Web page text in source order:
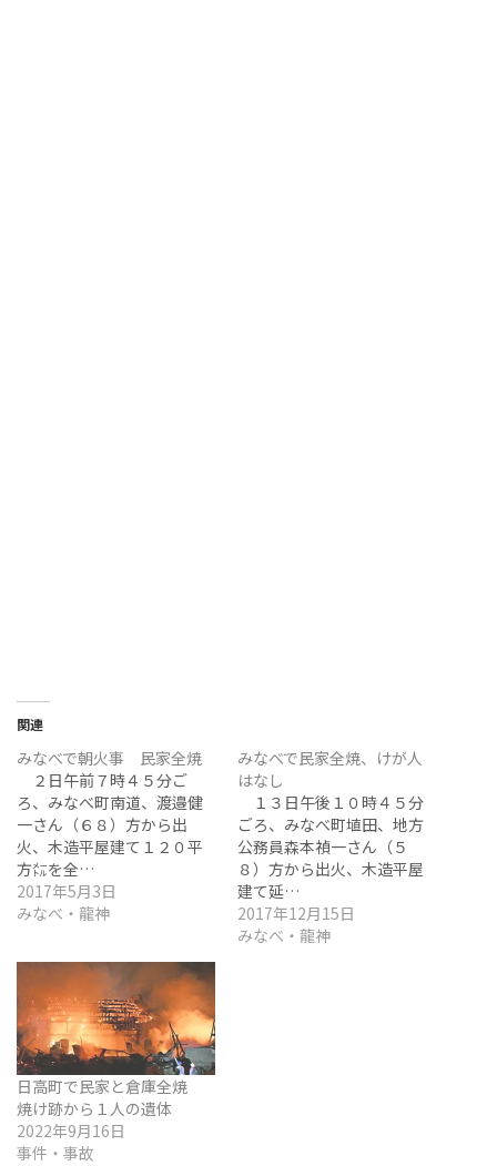
関連
みなべで朝火事 民家全焼
２日午前７時４５分ご
ろ、みなべ町南道、渡邉健
一さん（６８）方から出
火、木造平屋建て１２０平
方㍍を全…
2017年5月3日
みなべ・龍神
みなべで民家全焼、けが人
はなし
１３日午後１０時４５分
ごろ、みなべ町埴田、地方
公務員森本禎一さん（５
８）方から出火、木造平屋
建て延…
2017年12月15日
みなべ・龍神
日高町で民家と倉庫全焼
焼け跡から１人の遺体
2022年9月16日
事件・事故